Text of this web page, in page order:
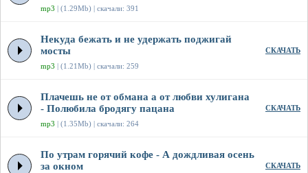
mp3 | (1.29Mb) | скачали: 391
Некуда бежать и не удержать поджигай
мосты
mp3 | (1.21Mb) | скачали: 259
СКАЧАТЬ
Плачешь не от обмана а от любви хулигана
- Полюбила бродягу пацана
mp3 | (1.35Mb) | скачали: 264
СКАЧАТЬ
По утрам горячий кофе - А дождливая осень
за окном
СКАЧАТЬ